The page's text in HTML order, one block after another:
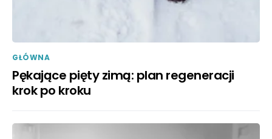
GŁÓWNA
Pękające pięty zimą: plan regeneracji
krok po kroku